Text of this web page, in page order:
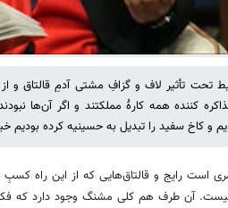
تأثیر لاف و گزافِ مشتی آدمِ قالتاق و
کننده همه کارۀ مملکتند و اگر آن‌ها
و کاخ سفید را تبدیل به حسینیه کرده
است رایج و قالتاق‌هایی که از این راه
آن طرف هم کلی مشنگ وجود دارد که فکر